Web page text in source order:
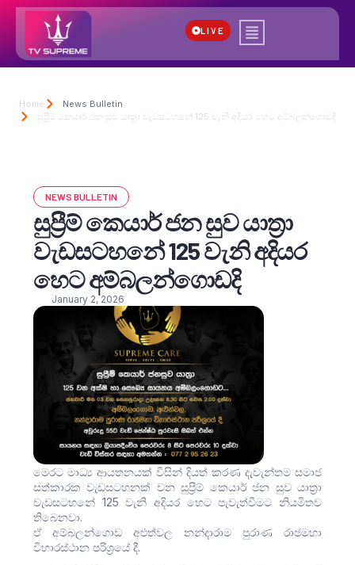
LIVE
Home
News Bulletin
සුප්‍රීම් කෙයාර් ජන සුව යාත්‍රා වැඩසටහනේ 125 වැනි අදියර හෙට අම්බලන්ගොඩදි
NEWS BULLETIN
සුප්‍රීම් කෙයාර් ජන සුව යාත්‍රා
වැඩසටහනේ 125 වැනි අදියර
හෙට අම්බලන්ගොඩදි
January 2, 2026
මෙරට මාධ්‍ය ආයතනයක් විසින් දියත් කරණ දැවැන්තම සමාජ
සත්කාරක වැඩසටහනක් වන සුප්‍රීම් කෙයාර් ජන සුව යාත්‍රා
වැඩසටහනේ 125 වැනි අදියර හෙට පැවැත්වීමට නියමිතව
තිබෙනවා.
ඒ අම්බලන්ගොඩ අළුත්වල නන්දාරාම පුරාණ රාජමහා
විහාරස්ථාන පරිශ්‍රයේ දී.